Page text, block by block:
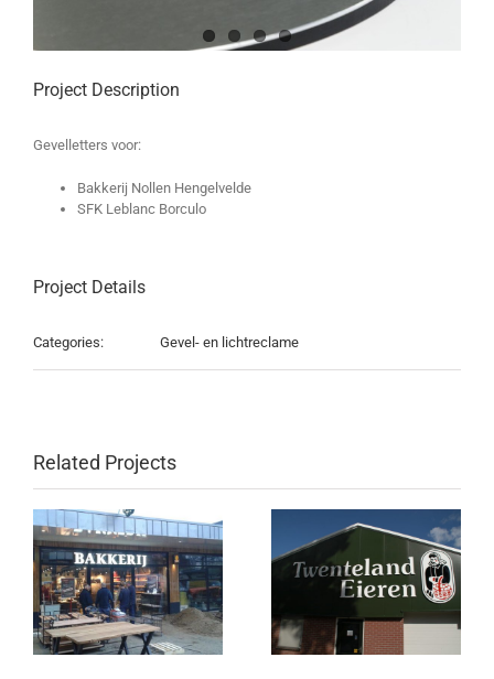
Project Description
Gevelletters voor:
Bakkerij Nollen Hengelvelde
SFK Leblanc Borculo
Project Details
Categories: Gevel- en lichtreclame
Related Projects